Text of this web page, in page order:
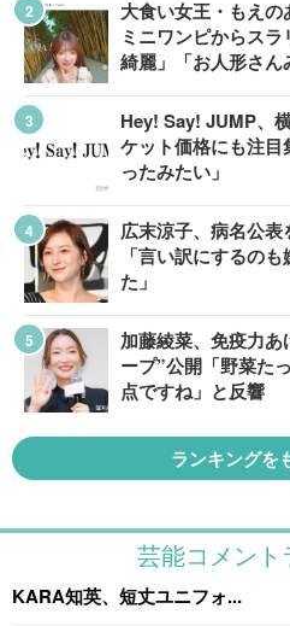
大食い女王・もえ
ミニワンピからス
綺麗」「お人形さん
Hey! Say! JUMP、
ケット価格にも注
ったみたい」
広末涼子、病名公
「言い訳にするの
た」
加藤綾菜、免疫力
ープ”公開「野菜た
点ですね」と反響
ランキングを